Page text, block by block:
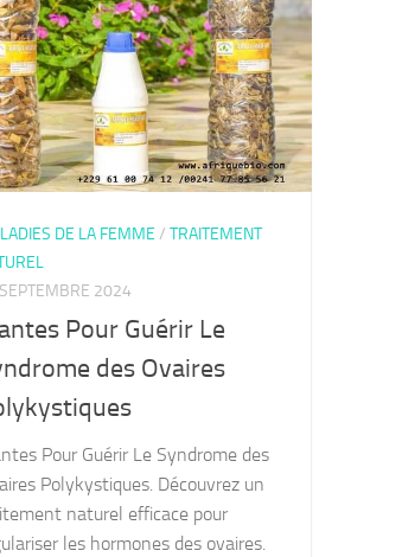
DE LA FEMME / TRAITEMENT
2024
Pour Guérir Le
des Ovaires
Pour Guérir Le Syndrome des
Polykystiques. Découvrez un
naturel efficace pour
les hormones des ovaires.